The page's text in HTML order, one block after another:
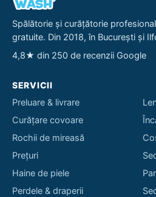
Spălătorie și curățătorie
gratuite. Din 2018, în București și
4,8★ din 250 de recenzii Google
SERVICII
Preluare & livrare
Curățare covoare
Rochii de mireasă
Prețuri
Haine de piele
Perdele & draperii